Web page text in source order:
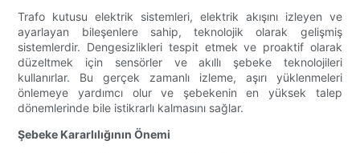
Trafo kutusu elektrik sistemleri, elektrik akışını izleyen ve
ayarlayan bileşenlere sahip, teknolojik olarak gelişmiş
sistemlerdir. Dengesizlikleri tespit etmek ve proaktif olarak
düzeltmek için sensörler ve akıllı şebeke teknolojileri
kullanırlar. Bu gerçek zamanlı izleme, aşırı yüklenmeleri
önlemeye yardımcı olur ve şebekenin en yüksek talep
dönemlerinde bile istikrarlı kalmasını sağlar.
Şebeke Kararlılığının Önemi